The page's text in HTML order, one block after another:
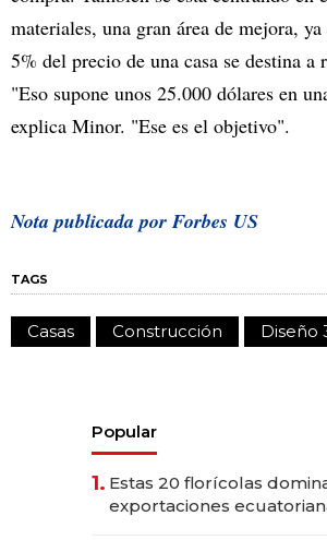
materiales, una gran área de mejora,
5% del precio de una casa se destina a
"Eso supone unos 25.000 dólares en
explica Minor. "Ese es el objetivo".
Nota publicada por Forbes US
TAGS
Casas Construcción Diseño
Popular
1. Estas 20 florícolas
exportaciones